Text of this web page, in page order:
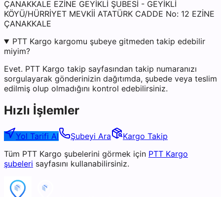
ÇANAKKALE EZİNE GEYİKLİ ŞUBESİ - GEYİKLİ
KÖYÜ/HÜRRİYET MEVKİİ ATATÜRK CADDE No: 12 EZİNE
ÇANAKKALE
PTT Kargo kargomu şubeye gitmeden takip edebilir
miyim?
Evet. PTT Kargo takip sayfasından takip numaranızı
sorgulayarak gönderinizin dağıtımda, şubede veya teslim
edilmiş olup olmadığını kontrol edebilirsiniz.
Hızlı İşlemler
Yol Tarifi Al Şubeyi Ara
Kargo Takip
Tüm PTT Kargo şubelerini görmek için PTT Kargo
şubeleri sayfasını kullanabilirsiniz.